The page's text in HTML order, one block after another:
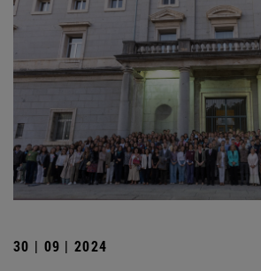
30 | 09 | 2024